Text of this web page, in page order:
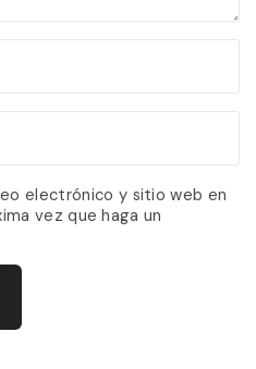
electrónico y sitio web en
vez que haga un